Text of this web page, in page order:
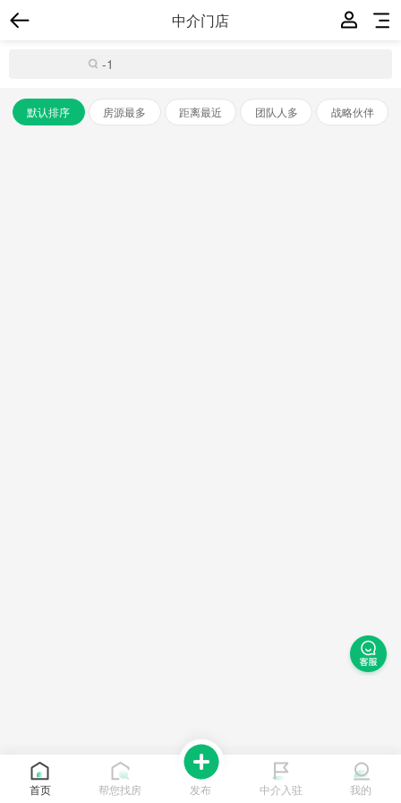
中介门店
默认排序 房源最多 距离最近 团队人多 战略伙伴
首页 帮您找房 发布 中介入驻 我的